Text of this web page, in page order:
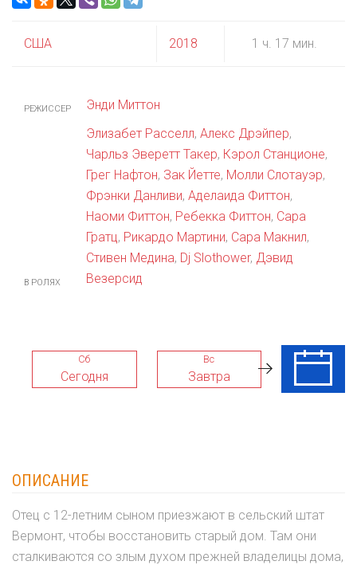
США 2018 1 ч. 17 мин.
РЕЖИССЕР Энди Миттон
В РОЛЯХ
Элизабет Расселл, Алекс Дрэйпер,
Чарльз Эверетт Такер, Кэрол Станционе,
Грег Нафтон, Зак Йетте, Молли Слотауэр,
Фрэнки Данливи, Аделаида Фиттон,
Наоми Фиттон, Ребекка Фиттон, Сара
Гратц, Рикардо Мартини, Сара Макнил,
Стивен Медина, Dj Slothower, Дэвид
Везерсид
Сб
Сегодня
Вс
Завтра
Пн
ОПИСАНИЕ
Отец с 12-летним сыном приезжают в сельский штат
Вермонт, чтобы восстановить старый дом. Там они
сталкиваются со злым духом прежней владелицы дома,